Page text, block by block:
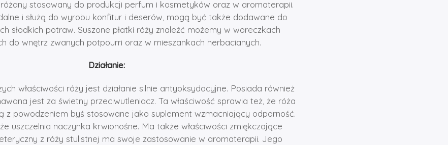
stosowany do produkcji perfum i kosmetyków oraz w aromaterapii.
i służą do wyrobu konfitur i deserów, mogą być także dodawane do
słodkich potraw. Suszone płatki róży znaleźć możemy w woreczkach
do wnętrz zwanych potpourri oraz w mieszankach herbacianych.
Działanie:
właściwości róży jest działanie silnie antyoksydacyjne. Posiada również
jest za świetny przeciwutleniacz. Ta właściwość sprawia też, że róża
z powodzeniem byś stosowane jako suplement wzmacniający odporność.
uszczelnia naczynka krwionośne. Ma także właściwości zmiękczające
z róży stulistnej ma swoje zastosowanie w aromaterapii. Jego